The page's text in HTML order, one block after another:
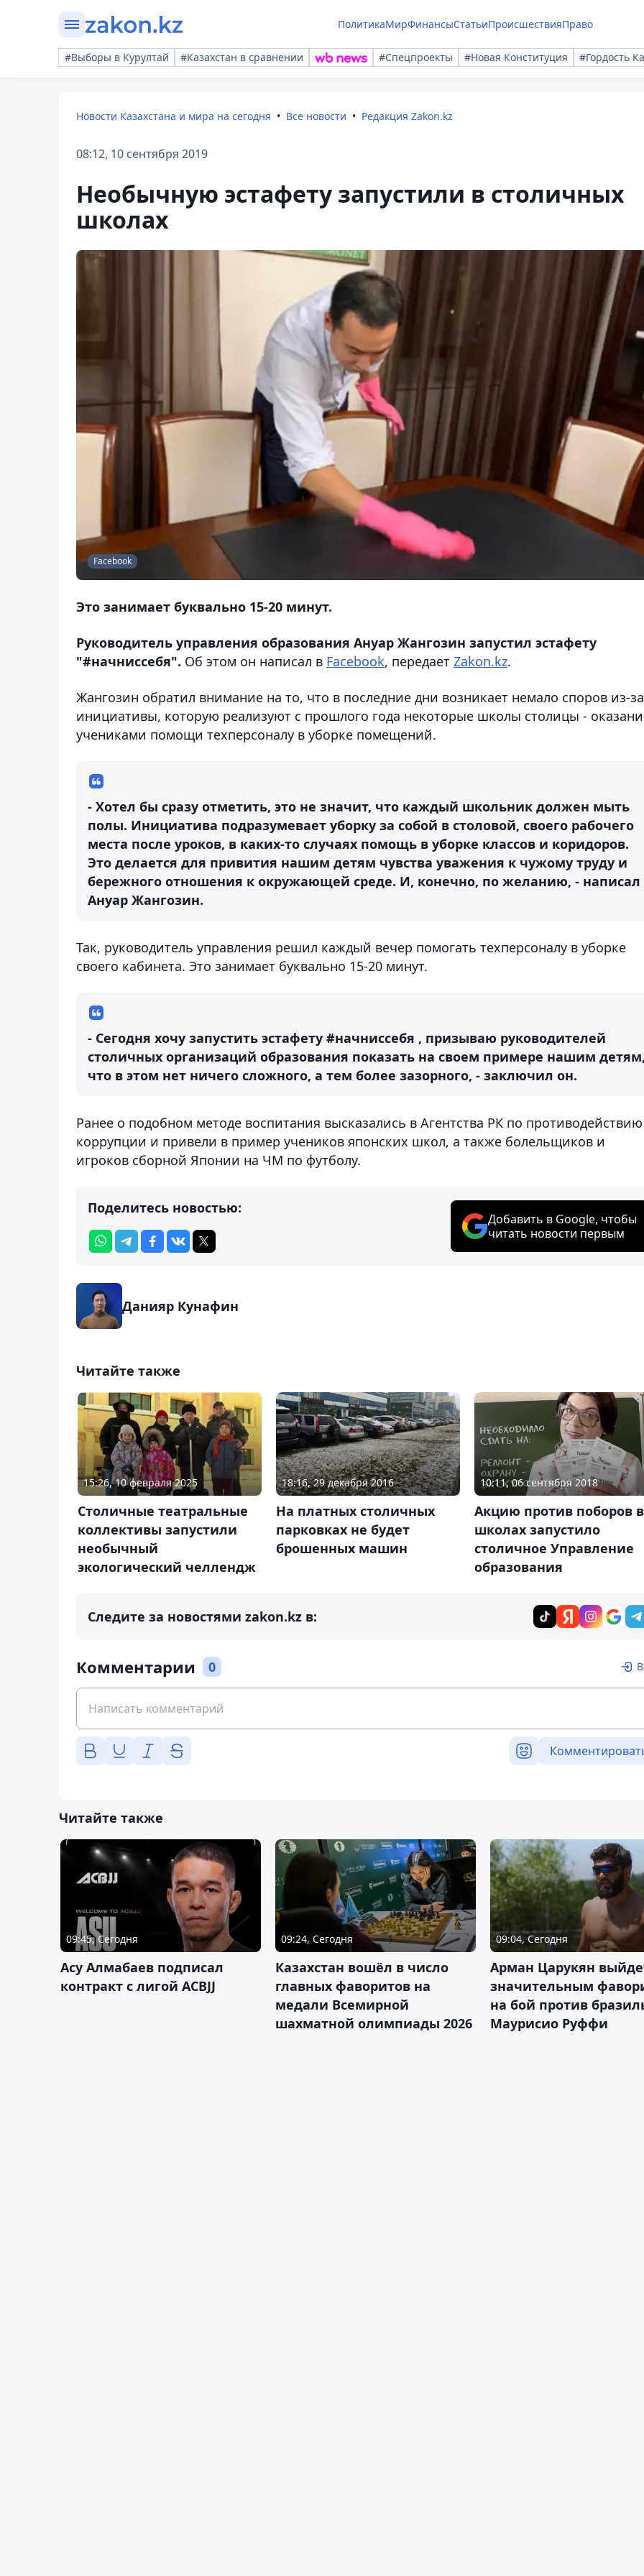
ПолитикаМирФинансыСтатьиПроисшествияПраво
#Выборы в Курултай #Казахстан в сравнении #Спецпроекты #Новая Конституция #Гордость
Новости Казахстана и мира на сегодня Все новости Редакция Zakon.kz
08:12, 10 сентября 2019
Необычную эстафету запустили в столичных
школах
Facebook
Это занимает буквально 15-20 минут.
Руководитель управления образования Ануар Жангозин запустил эстафету
"#начниссебя". Об этом он написал в Facebook, передает Zakon.kz.
Жангозин обратил внимание на то, что в последние дни возникает немало споров из-за
инициативы, которую реализуют с прошлого года некоторые школы столицы -
учениками помощи техперсоналу в уборке помещений.
- Хотел бы сразу отметить, это не значит, что каждый школьник должен мыть
полы. Инициатива подразумевает уборку за собой в столовой, своего рабочего
места после уроков, в каких-то случаях помощь в уборке классов и коридоров.
Это делается для привития нашим детям чувства уважения к чужому труду и
бережного отношения к окружающей среде. И, конечно, по желанию, - написал
Ануар Жангозин.
Так, руководитель управления решил каждый вечер помогать техперсоналу в уборке
своего кабинета. Это занимает буквально 15-20 минут.
- Сегодня хочу запустить эстафету #начниcсебя , призываю руководителей
столичных организаций образования показать на своем примере нашим
что в этом нет ничего сложного, а тем более зазорного, - заключил он.
Ранее о подобном методе воспитания высказались в Агентства РК по противодействию
коррупции и привели в пример учеников японских школ, а также болельщиков и
игроков сборной Японии на ЧМ по футболу.
Поделитесь новостью:
Добавить в Google, чтобы
читать новости первым
Данияр Кунафин
Читайте также
15:26, 10 февраля 2025
Столичные театральные
коллективы запустили
необычный
экологический челлендж
18:16, 29 декабря 2016
На платных столичных
парковках не будет
брошенных машин
10:11, 06 сентября 2018
Акцию против поборов в
школах запустило
столичное Управление
образования
Следите за новостями zakon.kz в:
Комментарии 0
Читайте также
09:45, Сегодня
Асу Алмабаев подписал
контракт с лигой ACBJJ
09:24, Сегодня
Казахстан вошёл в число
главных фаворитов на
медали Всемирной
шахматной олимпиады 2026
09:04, Сегодня
Арман Царукян
значительным
на бой против
Маурисио Руффи